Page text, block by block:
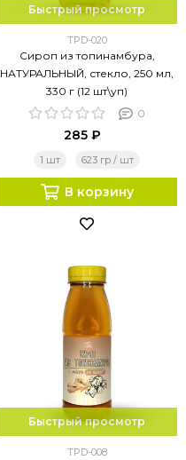
Быстрый просмотр
TPD-020
Сироп из топинамбура,
НАТУРАЛЬНЫЙ, стекло, 250 мл,
330 г (12 шт\уп)
0
285 ₽
1 шт 623 гр / шт
В корзину
Быстрый просмотр
TPD-008